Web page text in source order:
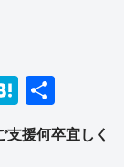
H
at
e
有
援何卒宜しく